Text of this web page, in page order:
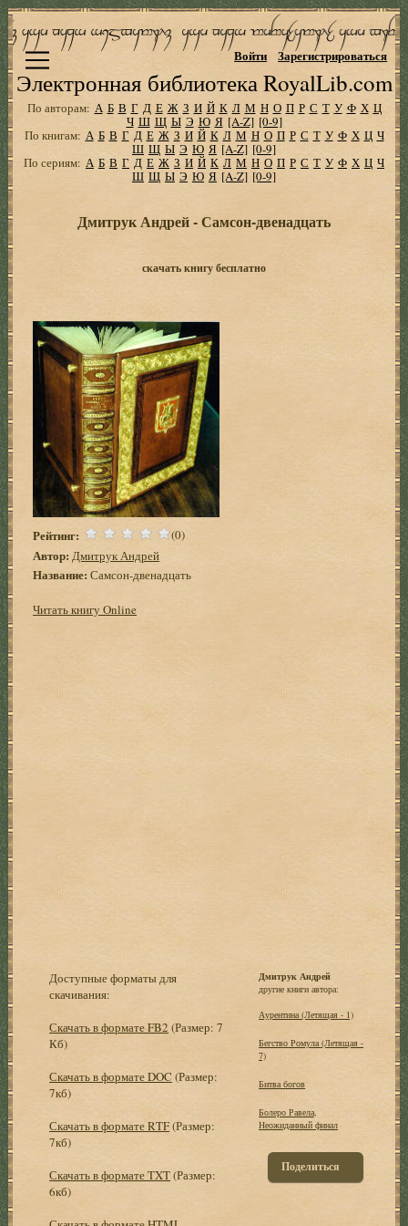
Электронная библиотека RoyalLib.com
Войти Зарегистрироваться
По авторам: А Б В Г Д Е Ж З И Й К Л М Н О П Р С Т У Ф Х Ц
Ч Ш Щ Ы Э Ю Я [A-Z] [0-9]
По книгам: А Б В Г Д Е Ж З И Й К Л М Н О П Р С Т У Ф Х Ц Ч
Ш Щ Ы Э Ю Я [A-Z] [0-9]
По сериям: А Б В Г Д Е Ж З И Й К Л М Н О П Р С Т У Ф Х Ц Ч
Ш Щ Ы Э Ю Я [A-Z] [0-9]
Дмитрук Андрей - Самсон-двенадцать
скачать книгу бесплатно
Рейтинг: (0)
Автор: Дмитрук Андрей
Название: Самсон-двенадцать
Читать книгу Online
Доступные форматы для
скачивания:
Скачать в формате FB2 (Размер: 7
Кб)
Скачать в формате DOC (Размер:
7кб)
Скачать в формате RTF(Размер:
7кб)
Скачать в формате TXT(Размер:
6кб)
Дмитрук Андрей
другие книги автора:
Аурентина (Летящая - 1)
Бегство Ромула (Летящая -
7)
Битва богов
Болеро Равела,
Неожиданный финал
Поделиться